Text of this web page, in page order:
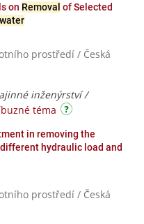
on Removal of Selected
prostředí / Česká
inženýrství /
téma
in removing the
hydraulic load and
prostředí / Česká